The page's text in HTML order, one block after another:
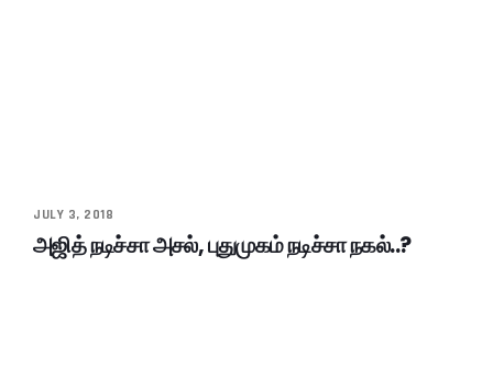
JULY 3, 2018
அஜித் நடிச்சா அசல், புதுமுகம் நடிச்சா நகல்..?